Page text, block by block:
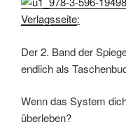
Verlagsseite:
Der 2. Band der
endlich als
Wenn das System
überleben?